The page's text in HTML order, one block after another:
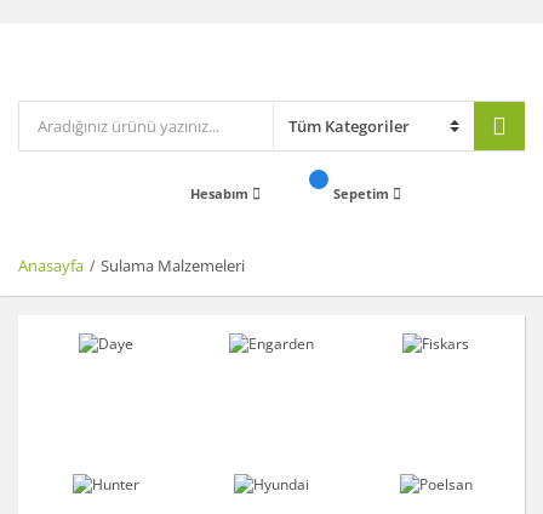
Hesabım Sepetim
Anasayfa Sulama Malzemeleri